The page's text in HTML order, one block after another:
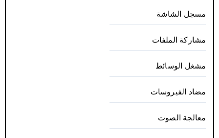
مسجل الشاشة
مشاركة الملفات
مشغل الوسائط
مضاد الفيروسات
معالجة الصوت